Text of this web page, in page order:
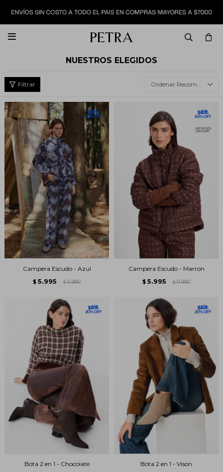

NUESTROS ELEGIDOS
Recomendados
Campera Escudo - Azul
$ 5.995 $ 11.990
Campera Escudo - Marron
$ 5.995 $ 11.990
Bota 2 en 1 - Chocolate Bota 2 en 1 - Vison